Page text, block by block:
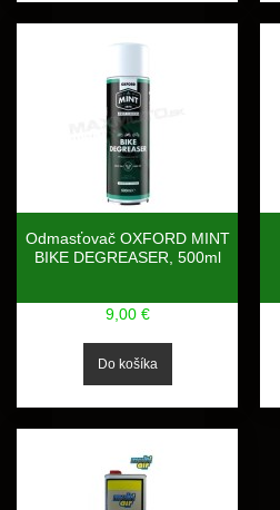
Odmasťovač OXFORD MINT
BIKE DEGREASER, 500ml
9,00 €